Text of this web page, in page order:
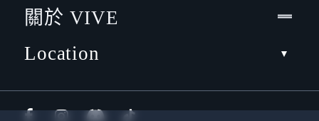
關於 VIVE
Location